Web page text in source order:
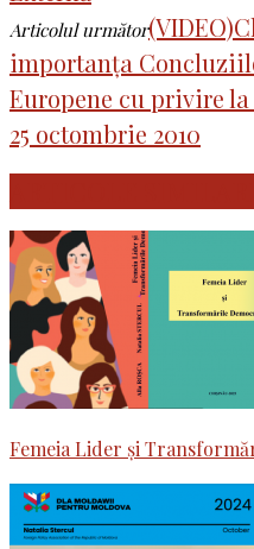
Articolul următor
importanța
Europene cu privire
25 octombrie 2010
Femeia Lider și